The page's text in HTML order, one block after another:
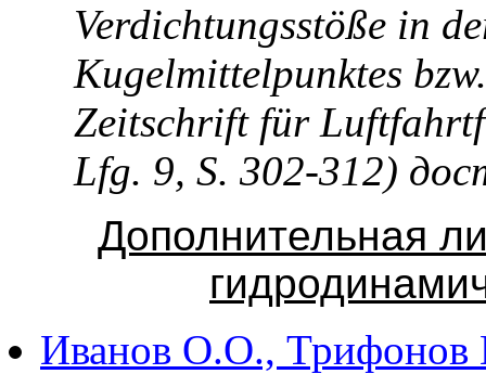
Verdichtungsstöße in
Kugelmittelpunktes
Zeitschrift für
Lfg. 9, S. 302-312)
Дополнительная
Иванов О.О., Трифонов